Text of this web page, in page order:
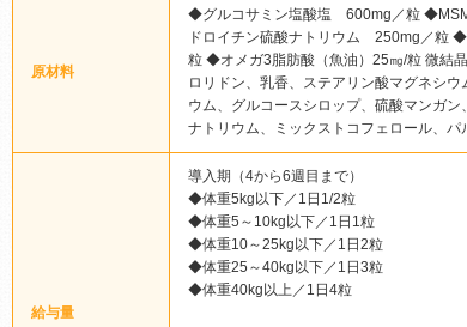
原材料
◆グルコサミン塩酸塩 600mg／粒
ドロイチン硫酸ナトリウム 250mg／粒
粒 ◆オメガ3脂肪酸（魚油）25㎎/粒 微結
ロリドン、乳香、ステアリン酸マグネシ
ウム、グルコースシロップ、硫酸マンガ
ナトリウム、ミックストコフェロール、
給与量
導入期（4から6週目まで）
◆体重5kg以下／1日1/2粒
◆体重5～10kg以下／1日1粒
◆体重10～25kg以下／1日2粒
◆体重25～40kg以下／1日3粒
◆体重40kg以上／1日4粒